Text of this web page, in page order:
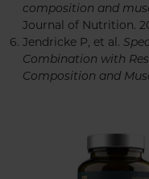
composition and
Journal of Nutrition.
Jendricke P, et al.
Combination with
Composition and